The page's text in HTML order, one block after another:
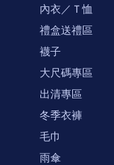
內衣／Ｔ恤
禮盒送禮區
襪子
大尺碼專區
出清專區
冬季衣褲
毛巾
雨傘